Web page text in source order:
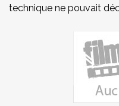
technique ne pouvait